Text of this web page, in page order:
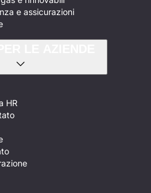
e assicurazioni
HR